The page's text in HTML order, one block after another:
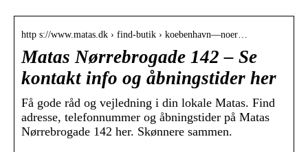
http s://www.matas.dk › find-butik › koebenhavn—noer…
Matas Nørrebrogade 142 – Se
kontakt info og åbningstider her
Få gode råd og vejledning i din lokale Matas. Find
adresse, telefonnummer og åbningstider på Matas
Nørrebrogade 142 her. Skønnere sammen.